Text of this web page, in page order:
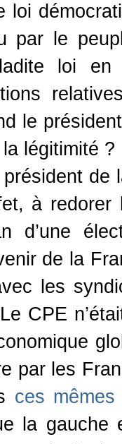
loi
par le
ladite loi
le
légitimité ?
président
à
d’une
de la
les
CPE
par les
ces mêmes
la